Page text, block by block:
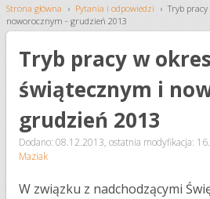
Strona główna Pytania i odpowiedzi
Tryb
noworocznym - grudzień 2013
Tryb pracy w
świątecznym i
grudzień 2013
Dodano: 08.12.2013, ostatnia modyfikacja:
Maziak
W związku z nadchodzącymi